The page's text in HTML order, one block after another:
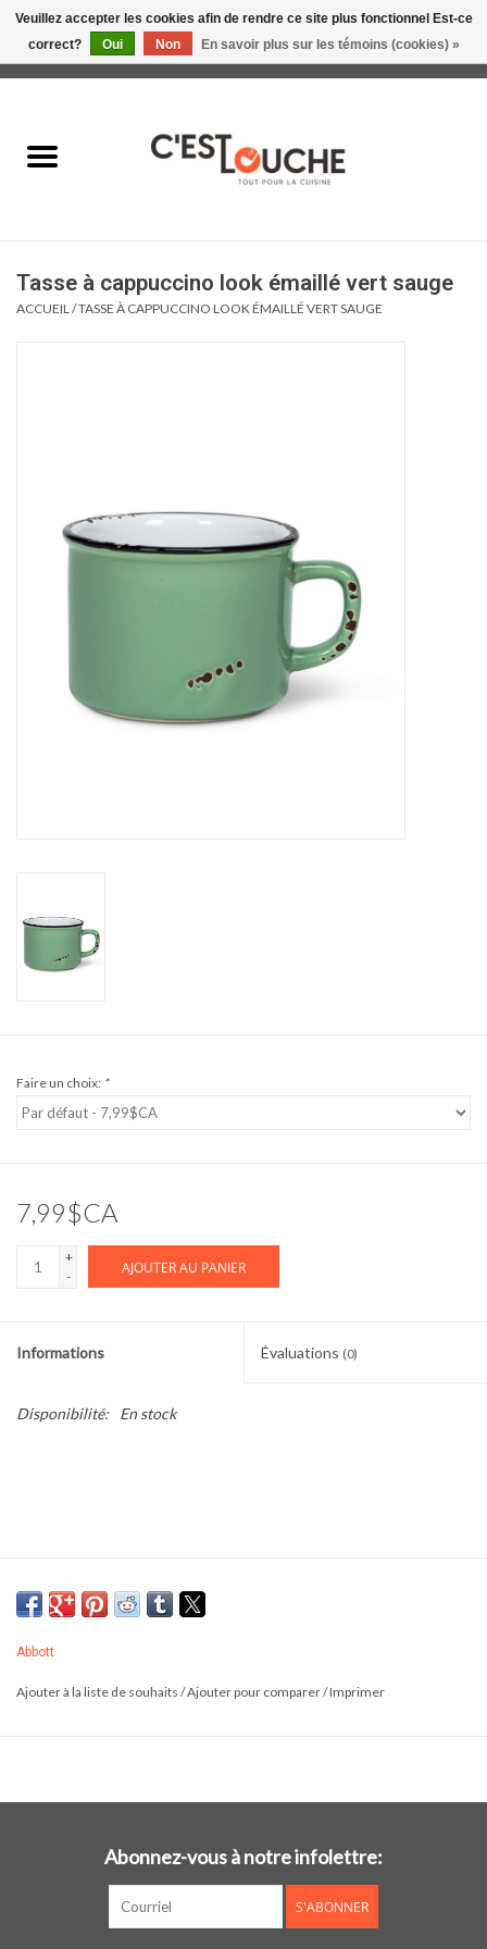
Table & Présentation
Boire
Cours de cuisine
Tasse à cappuccino look émaillé vert sauge
ACCUEIL /TASSE À CAPPUCCINO LOOK ÉMAILLÉ VERT SAUGE
Faire un choix: *
7,99$CA
+
-
AJOUTER AU PANIER
Informations Évaluations (0)
Disponibilité: En stock
Abbott
Ajouter à la liste de souhaits /Ajouter pour comparer/Imprimer
Abonnez-vous à notre infolettre:
S'ABONNER
Veuillez accepter les cookies afin de rendre ce site plus fonctionnel Est-ce
correct?
Oui Non En savoir plus sur les témoins (cookies) »